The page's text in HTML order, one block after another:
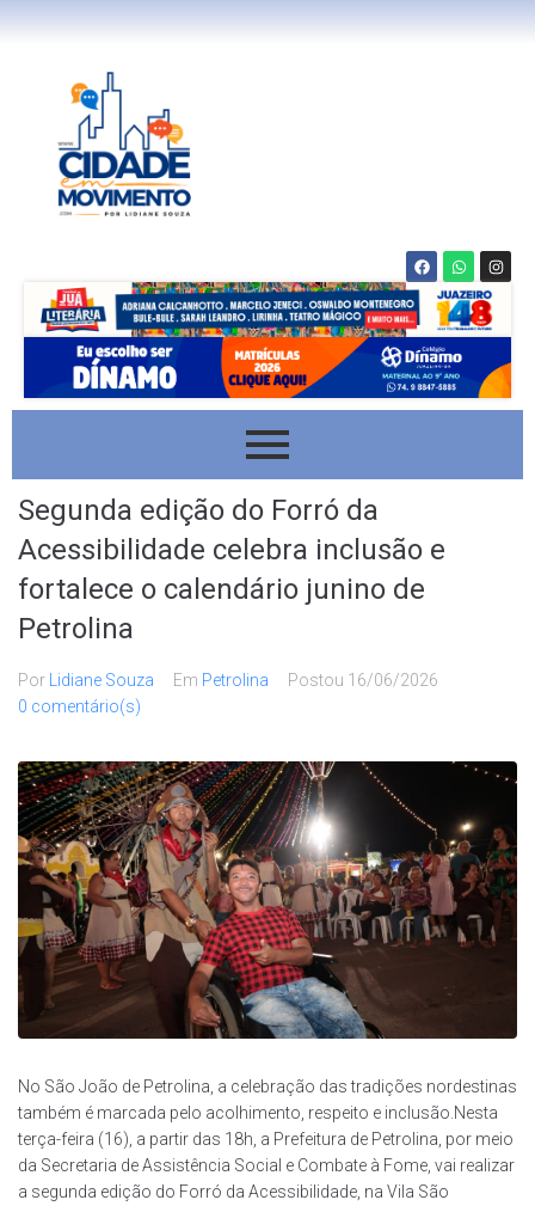
Segunda edição do Forró da
Acessibilidade celebra inclusão e
fortalece o calendário junino de
Petrolina
Por Lidiane Souza Em Petrolina Postou 16/06/2026
0 comentário(s)
No São João de Petrolina, a celebração das tradições nordestinas
também é marcada pelo acolhimento, respeito e inclusão.Nesta
terça-feira (16), a partir das 18h, a Prefeitura de Petrolina, por meio
da Secretaria de Assistência Social e Combate à Fome, vai realizar
a segunda edição do Forró da Acessibilidade, na Vila São